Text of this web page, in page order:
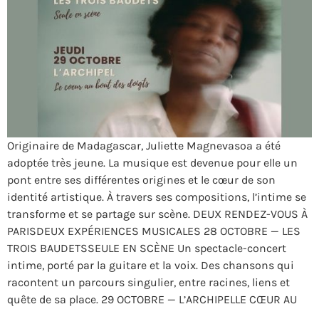
Originaire de Madagascar, Juliette Magnevasoa a été
adoptée très jeune. La musique est devenue pour elle un
pont entre ses différentes origines et le cœur de son
identité artistique. À travers ses compositions, l’intime se
transforme et se partage sur scène. DEUX RENDEZ-VOUS À
PARISDEUX EXPÉRIENCES MUSICALES 28 OCTOBRE — LES
TROIS BAUDETSSEULE EN SCÈNE Un spectacle-concert
intime, porté par la guitare et la voix. Des chansons qui
racontent un parcours singulier, entre racines, liens et
quête de sa place. 29 OCTOBRE — L’ARCHIPELLE CŒUR AU